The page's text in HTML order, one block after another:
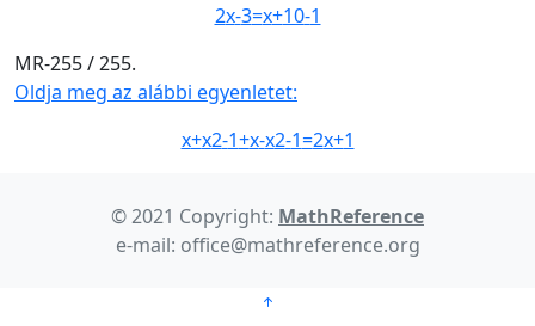
2x-3=x+10-1
MR-255 / 255.
Oldja meg az alábbi egyenletet:
x+x2-1+x-x2-1=2x+1
© 2021 Copyright: MathReference
e-mail: office@mathreference.org